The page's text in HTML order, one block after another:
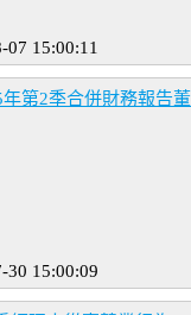
15:00:11
第2季合併財務報告
30 15:00:09